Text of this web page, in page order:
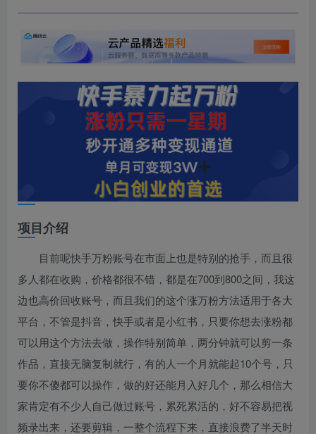
项目介绍
目前呢快手万粉账号在市面上也是特别的抢手，而且很
多人都在收购，价格都很不错，都是在700到800之间，我这
边也高价回收账号，而且我们的这个涨万粉方法适用于各大
平台，不管是抖音，快手或者是小红书，只要你想去涨粉都
可以用这个方法去做，操作特别简单，两分钟就可以剪一条
作品，直接无脑复制就行，有的人一个月就能起10个号，只
要你不傻都可以操作，做的好还能月入好几个，那么相信大
家肯定有不少人自己做过账号，累死累活的，好不容易把视
频录出来，还要剪辑，一整个流程下来，直接浪费了半天时